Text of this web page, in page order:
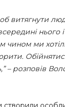
щоб витягнути
нього
чином ми
– розповів